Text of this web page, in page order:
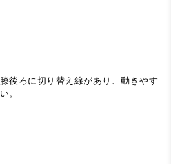
膝後ろに切り替え線があり、動きやす
い。